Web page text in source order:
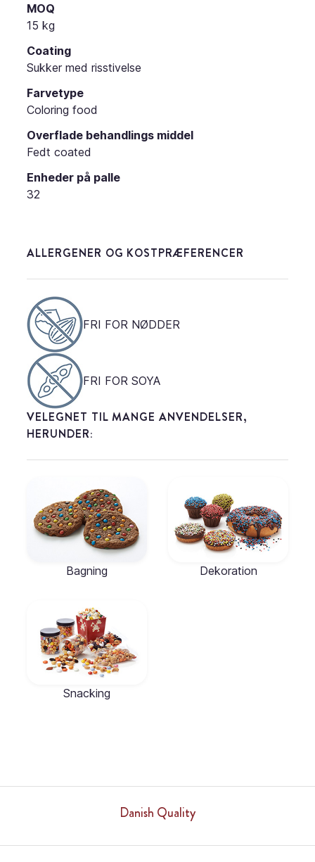
MOQ
15 kg
Coating
Sukker med risstivelse
Farvetype
Coloring food
Overflade behandlings middel
Fedt coated
Enheder på palle
32
ALLERGENER OG KOSTPRÆFERENCER
FRI FOR NØDDER
FRI FOR SOYA
VELEGNET TIL MANGE ANVENDELSER,
HERUNDER:
Bagning Dekoration
Snacking
Danish Quality